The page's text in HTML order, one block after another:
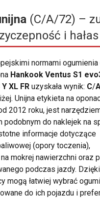
(C/A/72) –
i hałas
normami ogumienia
Hankook Ventus S1
XL FRuzyskała wynik: C/
Unijna etykieta na
2012 roku, jest
podobnym do naklejek na
informacje dotyczące
(opory toczenia),
mokrej nawierzchni oraz
podczas jazdy.
mogą łatwiej wybrać
do ich pojazdu i